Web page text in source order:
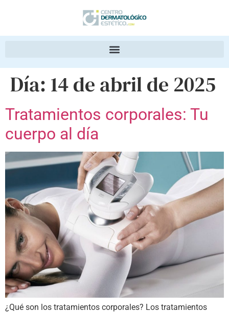
Día: 14 de abril de 2025
Tratamientos corporales: Tu
cuerpo al día
¿Qué son los tratamientos corporales? Los tratamientos